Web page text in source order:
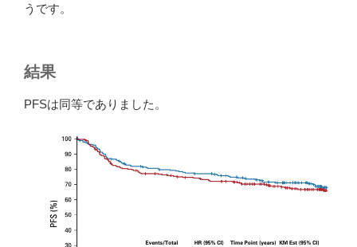
うです。
結果
PFSは同等でありました。